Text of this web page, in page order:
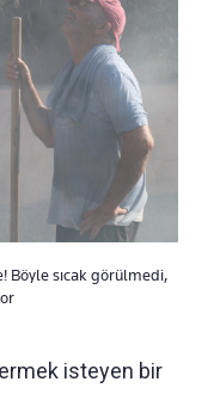
Böyle sıcak görülmedi,
isteyen bir